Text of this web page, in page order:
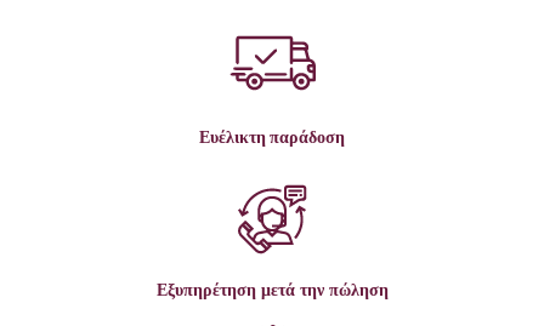
Ευέλικτη παράδοση
Εξυπηρέτηση μετά την πώληση